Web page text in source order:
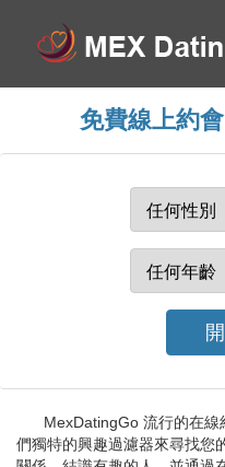
免費線上約
MexDatingGo 流行的在
們獨特的興趣過濾器來尋找您